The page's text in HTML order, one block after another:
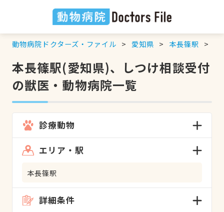
動物病院ドクターズ・ファイル 愛知県 本長篠駅
本長篠駅(愛知県)、しつけ相談受付
の獣医・動物病院一覧
診療動物
エリア・駅
本長篠駅
詳細条件